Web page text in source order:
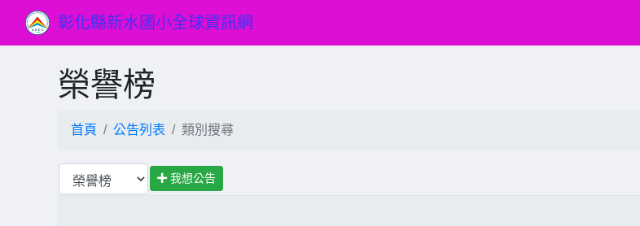
彰化縣新水國小全球資訊網
榮譽榜
首頁 公告列表 類別搜尋
我想公告